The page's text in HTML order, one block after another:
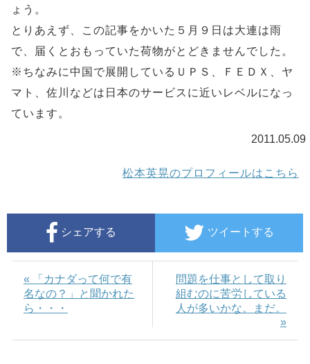
ょう。
とりあえず、この記事をかいた５月９日は大連は雨
で、届くとおもっていた荷物がとどきませんでした。
※ちなみに中国で展開しているＵＰＳ、ＦＥＤＸ、ヤ
マト、佐川などは日本のサービスに近いレベルになっ
ています。
2011.05.09
松本英晃のプロフィールはこちら
シェアする ツイートする
« 「カナダって何で有
名なの？」と聞かれた
ら・・・
問題を仕事として取り
組むのに苦労している
人が多いかな。まだ。
»